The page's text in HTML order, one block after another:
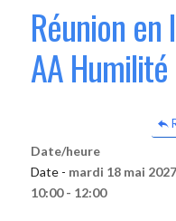
Réunion
AA Humilité
Date/heure
Date - mardi 18 mai 2027
10:00 - 12:00